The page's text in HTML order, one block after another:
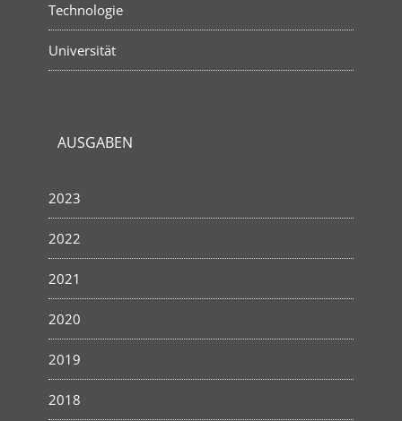
Technologie
Universität
AUSGABEN
2023
2022
2021
2020
2019
2018